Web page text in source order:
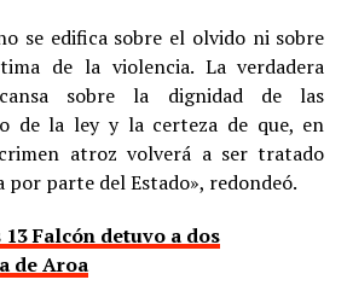
se edifica sobre el olvido ni sobre
de la violencia. La verdadera
sobre la dignidad de las
de la ley y la certeza de que, en
atroz volverá a ser tratado
por parte del Estado», redondeó.
13 Falcón detuvo a dos
de Aroa